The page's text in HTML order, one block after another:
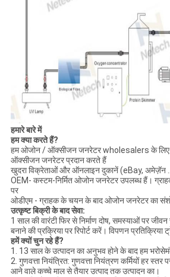
हमारे बारे में
हम क्या करते हैं?
हम ओजोन / ऑक्सीजन जनरेटर wholesalers के लिए
ऑक्सीजन जनरेटर प्रदान करते हैं
खुदरा विक्रेताओं और ऑनलाइन दुकानें (eBay, अमेज़ॅन
OEM- कस्टम-निर्मित ओजोन जनरेटर उपलब्ध हैं।
पर
ओडीएम - ग्राहक के चयन के बाद ओजोन जनरेटर का
उत्कृष्ट बिक्री के बाद सेवा:
1 साल की वारंटी फिर से निर्माण दोष, समस्याओं पर
बनाने की प्रक्रिया पर रिपोर्ट करें। विपणन प्रतिक्रिया
हमें क्यों चुन रहे हैं?
1. 13 साल के उत्पादन का अनुभव होने के बाद हम भरोसेमंद
2. गुणवत्ता नियंत्रित: गुणवत्ता नियंत्रण कर्मियों हर स्तर
आने वाले कच्चे माल से तैयार उत्पाद तक उत्पादन का।